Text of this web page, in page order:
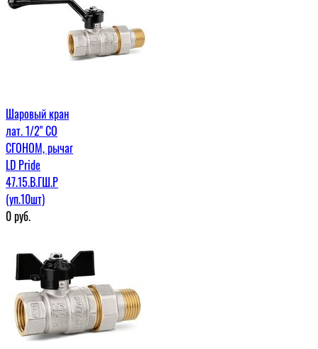
Шаровый кран
лат. 1/2" СО
СГОНОМ, рычаг
LD Pride
47.15.В.ГШ.Р
(уп.10шт)
0руб.